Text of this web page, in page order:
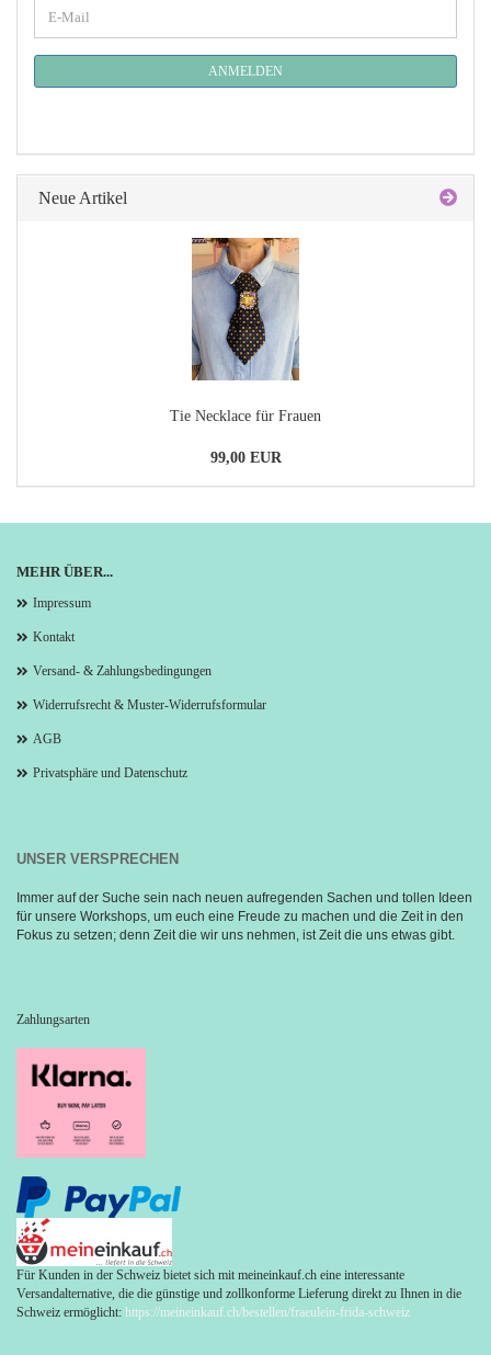
ZUR
E-
Mail
ANMELDEN
Neue Artikel
Tie Necklace für Frauen
99,00 EUR
MEHR ÜBER...
Impressum
Kontakt
Versand- & Zahlungsbedingungen
Widerrufsrecht & Muster-Widerrufsformular
AGB
Privatsphäre und Datenschutz
UNSER VERSPRECHEN
Immer auf der Suche sein nach neuen aufregenden Sachen und tollen Ideen
für unsere Workshops, um euch eine Freude zu machen und die Zeit in den
Fokus zu setzen; denn Zeit die wir uns nehmen, ist Zeit die uns etwas gibt.
Zahlungsarten
Für Kunden in der Schweiz bietet sich mit meineinkauf.ch eine interessante
Versandalternative, die die günstige und zollkonforme Lieferung direkt zu Ihnen in die
Schweiz ermöglicht: https://meineinkauf.ch/bestellen/fraeulein-frida-schweiz